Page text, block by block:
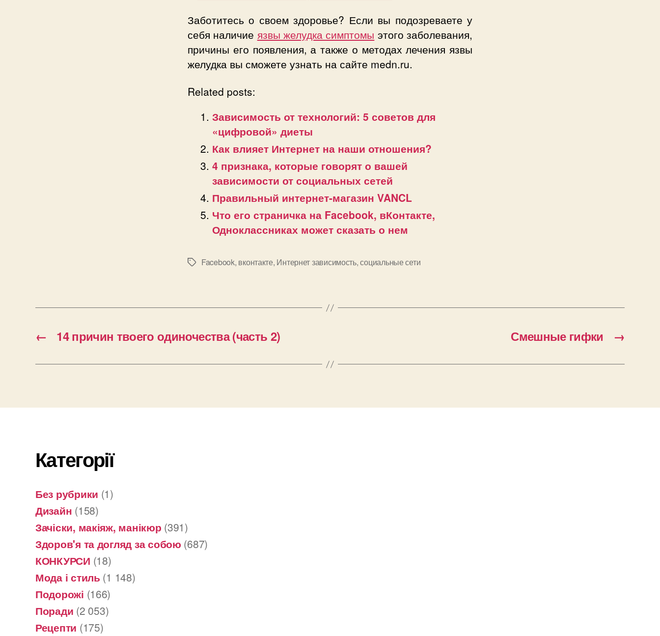
Заботитесь о своем здоровье? Если вы подозреваете у
себя наличие язвы желудка симптомы этого заболевания,
причины его появления, а также о методах лечения язвы
желудка вы сможете узнать на сайте medn.ru.
Related posts:
Зависимость от технологий: 5 советов для
«цифровой» диеты
Как влияет Интернет на наши отношения?
4 признака, которые говорят о вашей
зависимости от социальных сетей
Правильный интернет-магазин VANCL
Что его страничка на Facebook, вКонтакте,
Одноклассниках может сказать о нем
Позначки
Facebook, вконтакте, Интернет зависимость,социальные сети
← 14 причин твоего одиночества (часть 2) →
Смешные гифки
Категорії
Без рубрики (1)
Дизайн (158)
Зачіски, макіяж, манікюр (391)
Здоров'я та догляд за собою (687)
КОНКУРСИ (18)
Мода і стиль (1 148)
Подорожі (166)
Поради (2 053)
Рецепти (175)